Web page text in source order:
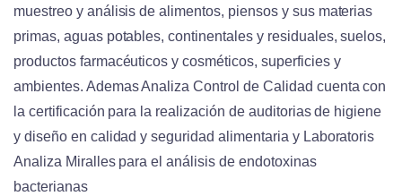
muestreo y análisis de alimentos, piensos y sus materias
primas, aguas potables, continentales y residuales, suelos,
productos farmacéuticos y cosméticos, superficies y
ambientes. Ademas Analiza Control de Calidad cuenta con
la certificación para la realización de auditorias de higiene
y diseño en calidad y seguridad alimentaria y Laboratoris
Analiza Miralles para el análisis de endotoxinas
bacterianas